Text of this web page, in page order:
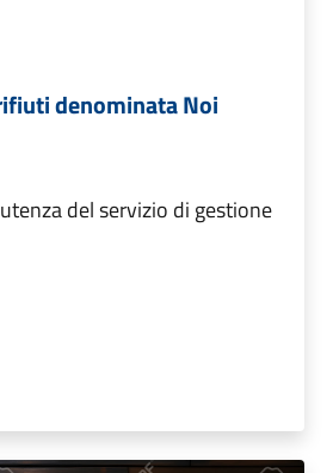
denominata Noi
del servizio di gestione